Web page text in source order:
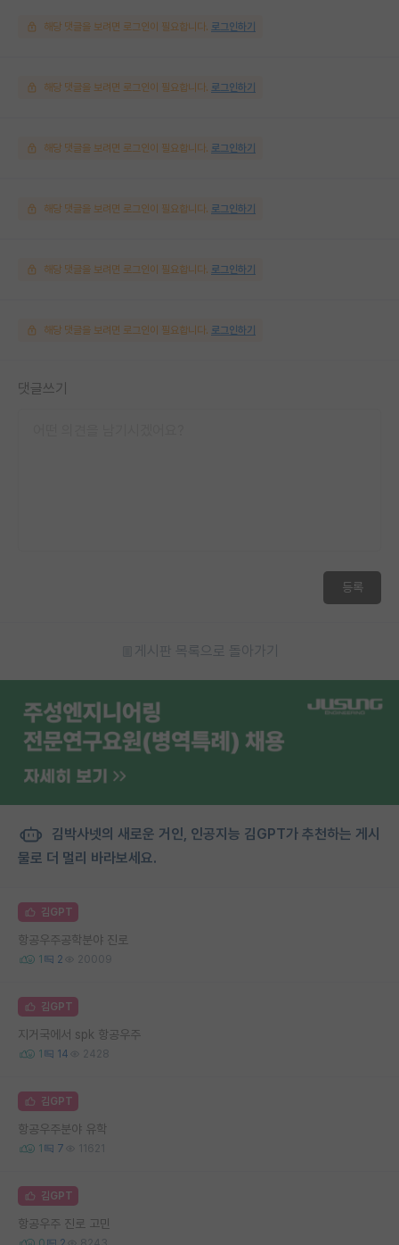
해당 댓글을 보려면 로그인이 필요합니다. 로그인하기
해당 댓글을 보려면 로그인이 필요합니다. 로그인하기
해당 댓글을 보려면 로그인이 필요합니다. 로그인하기
해당 댓글을 보려면 로그인이 필요합니다. 로그인하기
해당 댓글을 보려면 로그인이 필요합니다. 로그인하기
해당 댓글을 보려면 로그인이 필요합니다. 로그인하기
댓글쓰기
등록
게시판 목록으로 돌아가기
김박사넷의 새로운 거인, 인공지능 김GPT가 추천하는 게시
물로 더 멀리 바라보세요.
김GPT
항공우주공학분야 진로
1 2 20009
김GPT
지거국에서 spk 항공우주
1 14 2428
김GPT
항공우주분야 유학
1 7 11621
김GPT
항공우주 진로 고민